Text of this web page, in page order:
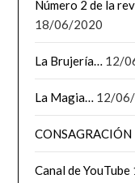
Número 2 de la
18/06/2020
La Brujería… 12/
La Magia… 12/
CONSAGRACIÓN
Canal de YouTube